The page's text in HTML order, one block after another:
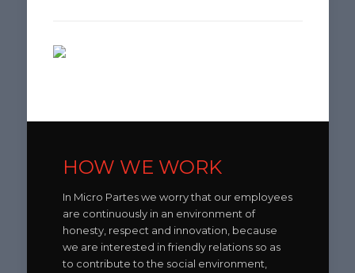
HOW WE WORK
In Micro Partes we worry that our employees
are continuously in an environment of
honesty, respect and innovation, because
we are interested in friendly relations so as
to contribute to the social environment,